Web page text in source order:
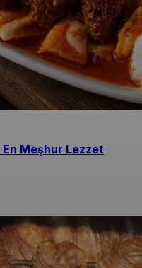
En Meşhur Lezzet